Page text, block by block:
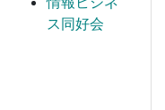
ス同好会